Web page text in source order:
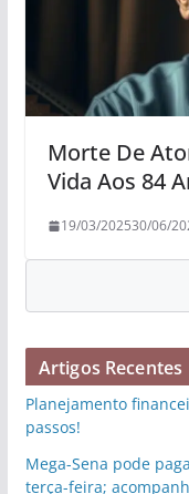
Morte De
Vida Aos 84
19/03/202530/06/
Artigos Recentes
Planejamento
passos!
Mega-Sena pode
terça-feira;